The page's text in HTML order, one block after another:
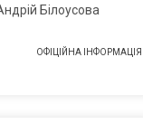
Білоусова
ОФІЦІЙНА ІНФОРМАЦІЯ